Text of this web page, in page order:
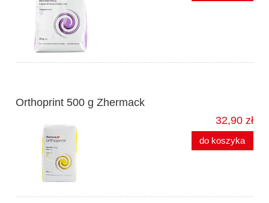
Orthoprint 500 g Zhermack
32,90 zł
do koszyka